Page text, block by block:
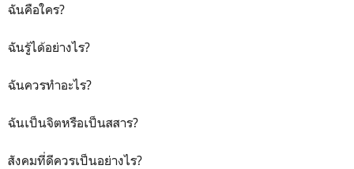
ฉันคือใคร?
ฉันรู้ได้อย่างไร?
ฉันควรทำอะไร?
ฉันเป็นจิตหรือเป็นสสาร?
สังคมที่ดีควรเป็นอย่างไร?